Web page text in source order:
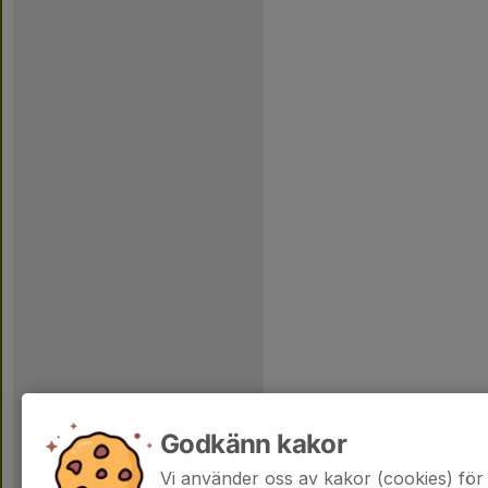
Godkänn kakor
Vi använder oss av kakor (cookies)